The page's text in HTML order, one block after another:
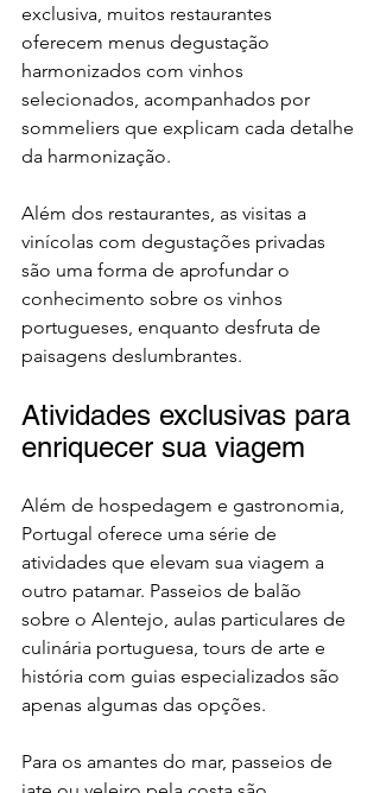
exclusiva, muitos restaurantes
oferecem menus degustação
harmonizados com vinhos
selecionados, acompanhados por
sommeliers que explicam cada detalhe
da harmonização.
Além dos restaurantes, as visitas a
vinícolas com degustações privadas
são uma forma de aprofundar o
conhecimento sobre os vinhos
portugueses, enquanto desfruta de
paisagens deslumbrantes.
Atividades exclusivas para
enriquecer sua viagem
Além de hospedagem e gastronomia,
Portugal oferece uma série de
atividades que elevam sua viagem a
outro patamar. Passeios de balão
sobre o Alentejo, aulas particulares de
culinária portuguesa, tours de arte e
história com guias especializados são
apenas algumas das opções.
Para os amantes do mar, passeios de